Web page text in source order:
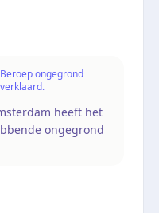
Beroep ongegrond
verklaard.
heeft het
ongegrond